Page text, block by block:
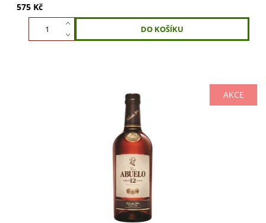
575 Kč
AKCE
Rum Abuelo Añejo 12 YO zraje 12 let v dubových sudech.
Jemný, komplexní s jemnou chutí pro náročné znalce.
Tradiční výroba rodiny Varela....